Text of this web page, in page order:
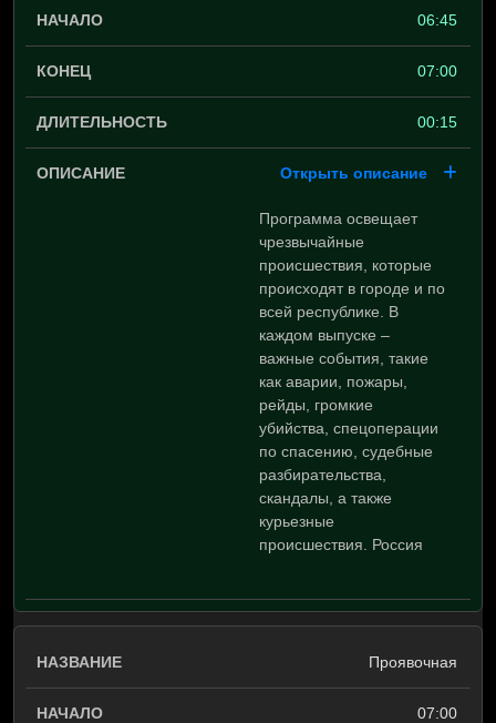
06:45
07:00
00:15
Открыть описание
Программа освещает
чрезвычайные
происшествия, которые
происходят в городе и по
всей республике. В
каждом выпуске –
важные события, такие
как аварии, пожары,
рейды, громкие
убийства, спецоперации
по спасению, судебные
разбирательства,
скандалы, а также
курьезные
происшествия. Россия
Проявочная
07:00